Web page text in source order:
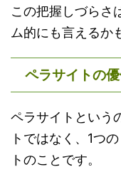
この把握しづらさ
ム的にも言えるか
ペラサイトの
ペラサイトという
トではなく、1つ
トのことです。